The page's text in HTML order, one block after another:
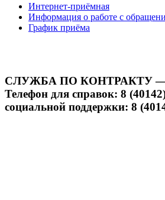
Интернет-приёмная
Информация о работе с
График приёма
СЛУЖБА ПО КОНТРАКТУ
Телефон для справок: 8
социальной поддержки: 8